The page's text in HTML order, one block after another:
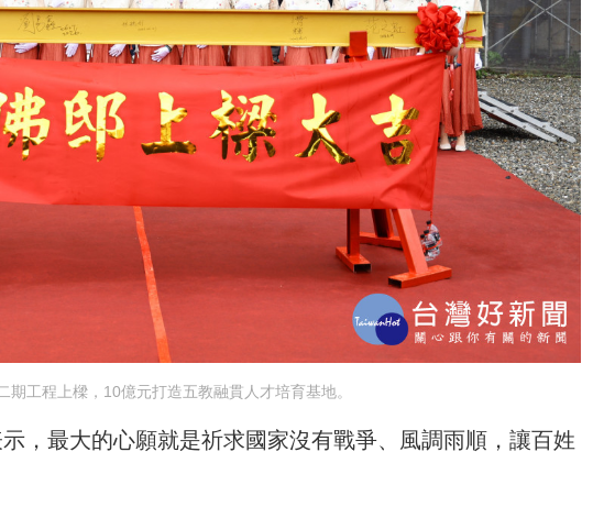
期工程上樑，10億元打造五教融貫人才培育基地。
，最大的心願就是祈求國家沒有戰爭、風調雨順，讓百姓